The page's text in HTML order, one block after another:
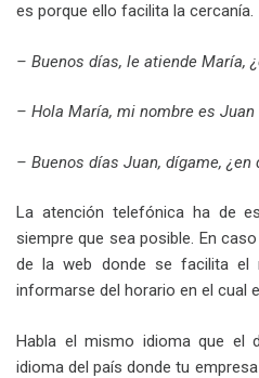
es porque ello facilita la cercanía.
– Buenos días, le atiende María,
– Hola María, mi nombre es Juan
– Buenos días Juan, dígame, ¿en
La atención telefónica ha de
siempre que sea posible. En
de la web donde se facilita el
informarse del horario en el cual
Habla el mismo idioma que el
idioma del país donde tu